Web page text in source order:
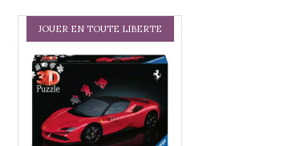
JOUER EN TOUTE LIBERTE